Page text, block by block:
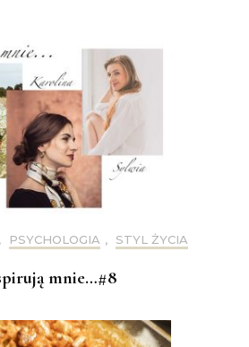
, PSYCHOLOGIA , STYL ŻYCIA
mnie…#8